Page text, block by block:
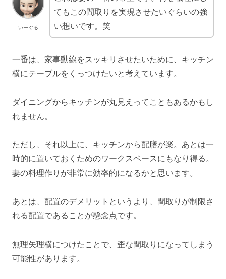
いーぐる
てもこの間取りを実現させたいぐらいの強
い想いです。笑
一番は、家事動線をスッキリさせたいために、キッチン
横にテーブルをくっつけたいと考えています。
ダイニングからキッチンが丸見えってこともあるかもし
れません。
ただし、それ以上に、キッチンから配膳が楽。あとは一
時的に置いておくためのワークスペースにもなり得る。
妻の料理作りが非常に効率的になるかと思います。
あとは、配置のデメリットというより、間取りが制限さ
れる配置であることが懸念点です。
無理矢理横につけたことで、歪な間取りになってしまう
可能性があります。